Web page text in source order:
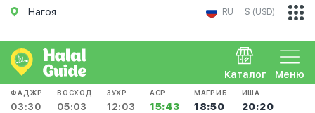
Нагоя RU $ (USD)
Меню
Каталог
ФАДЖР
03:30
ВОСХОД
05:03
ЗУХР
12:03
АСР
15:43
МАГРИБ
18:50
ИША
20:20